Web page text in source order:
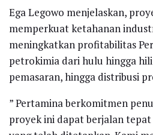
Ega Legowo menjelaskan,
memperkuat ketahanan
meningkatkan profitabilitas
petrokimia dari hulu hingga
pemasaran, hingga distribusi
” Pertamina berkomitmen
proyek ini dapat berjalan